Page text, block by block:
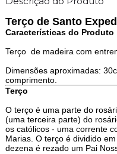
Terço de Santo
Características do Produto
Terço de madeira com
Dimensões aproximadas:
comprimento.
Terço
O terço é uma parte do
(uma terceira parte) do
os católicos - uma corrente
Marias. O terço é dividido
dezena é rezado um Pai